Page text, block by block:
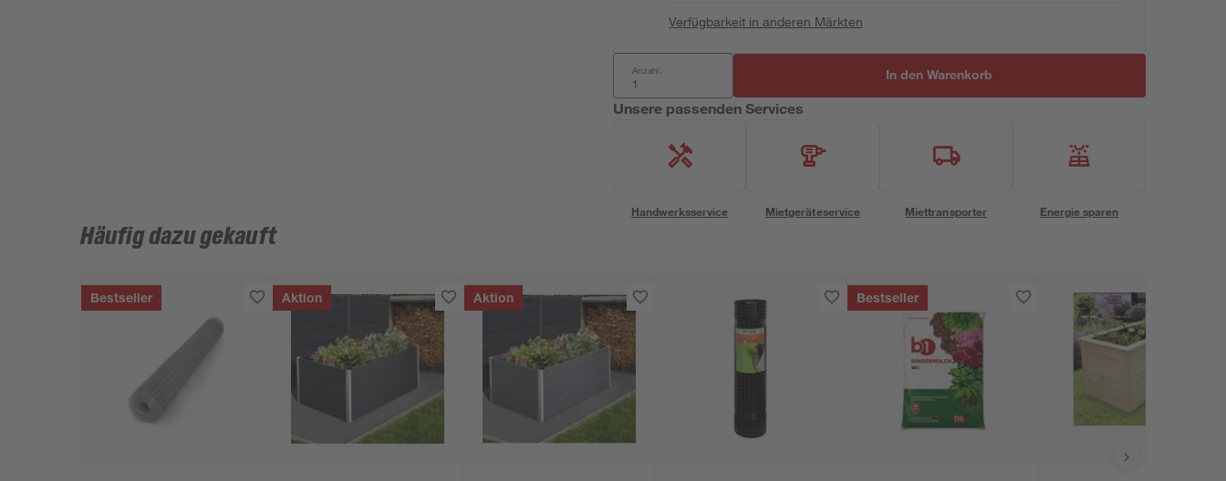
Verfügbarkeit in anderen Märkten
Anzahl: In den Warenkorb
Unsere passenden Services
Handwerksservice Mietgeräteservice Miettransporter Energie sparen
Häufig dazu gekauft
Bestseller Aktion Aktion Bestseller